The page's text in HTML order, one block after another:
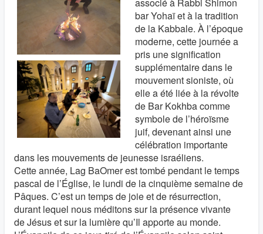
bar Yohaï et à la tradition
de la Kabbale. À l’époque
moderne, cette journée a
pris une signification
supplémentaire dans le
mouvement sioniste, où
elle a été liée à la révolte
de Bar Kokhba comme
symbole de l’héroïsme
juif, devenant ainsi une
célébration importante
dans les mouvements de jeunesse israéliens.
Cette année, Lag BaOmer est tombé pendant le temps
pascal de l’Église, le lundi de la cinquième semaine de
Pâques. C’est un temps de joie et de résurrection,
durant lequel nous méditons sur la présence vivante
de Jésus et sur la lumière qu’Il apporte au monde.